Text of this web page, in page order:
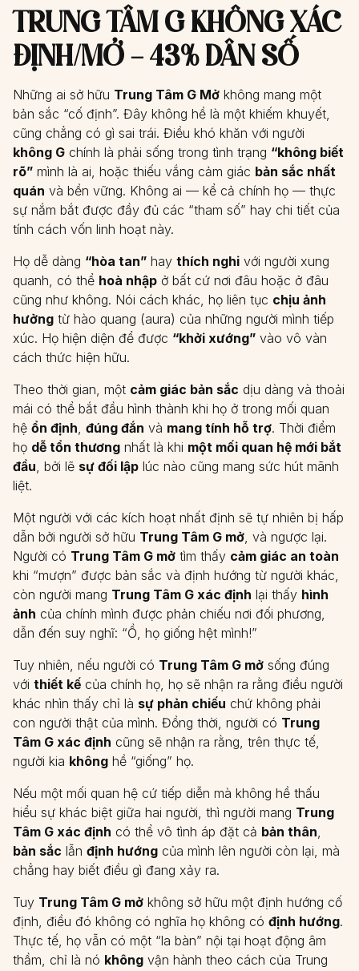
TRUNG TÂM G KHÔNG XÁC
ĐỊNH/MỞ – 43% DÂN SỐ
Những ai sở hữu Trung Tâm G Mở không mang một
bản sắc “cố định”. Đây không hề là một khiếm khuyết,
cũng chẳng có gì sai trái. Điều khó khăn với người
không G chính là phải sống trong tình trạng “không biết
rõ” mình là ai, hoặc thiếu vắng cảm giác bản sắc nhất
quán và bền vững. Không ai — kể cả chính họ — thực
sự nắm bắt được đầy đủ các “tham số” hay chi tiết của
tính cách vốn linh hoạt này.
Họ dễ dàng “hòa tan” hay thích nghi với người xung
quanh, có thể hoà nhập ở bất cứ nơi đâu hoặc ở đâu
cũng như không. Nói cách khác, họ liên tục chịu ảnh
hưởng từ hào quang (aura) của những người mình tiếp
xúc. Họ hiện diện để được “khởi xướng” vào vô vàn
cách thức hiện hữu.
Theo thời gian, một cảm giác bản sắc dịu dàng và thoải
mái có thể bắt đầu hình thành khi họ ở trong mối quan
hệ ổn định đúng đắn và mang tính hỗ trợ. Thời điểm
họ dễ tổn thương nhất là khi một mối quan hệ mới bắt
đầu , bởi lẽ sự đối lập lúc nào cũng mang sức hút mãnh
liệt.
Một người với các kích hoạt nhất định sẽ tự nhiên bị hấp
dẫn bởi người sở hữu Trung Tâm G mở , và ngược lại.
Người có Trung Tâm G mở tìm thấy cảm giác an toàn
khi “mượn” được bản sắc và định hướng từ người khác,
còn người mang Trung Tâm G xác định lại thấy hình
ảnh của chính mình được phản chiếu nơi đối phương,
dẫn đến suy nghĩ: “Ồ, họ giống hệt mình!”
Tuy nhiên, nếu người có Trung Tâm G mở sống đúng
với thiết kế của chính họ, họ sẽ nhận ra rằng điều người
khác nhìn thấy chỉ là sự phản chiếu chứ không phải
con người thật của mình. Đồng thời, người có Trung
Tâm G xác định cũng sẽ nhận ra rằng, trên thực tế,
người kia không hề “giống” họ.
Nếu một mối quan hệ cứ tiếp diễn mà không hề thấu
hiểu sự khác biệt giữa hai người, thì người mang Trung
Tâm G xác định có thể vô tình áp đặt cả bản thân
bản sắc lẫn định hướng của mình lên người còn lại, mà
chẳng hay biết điều gì đang xảy ra.
Tuy Trung Tâm G mở không sở hữu một định hướng cố
định, điều đó không có nghĩa họ không có định hướng.
Thực tế, họ vẫn có một “la bàn” nội tại hoạt động âm
thầm, chỉ là nó không vận hành theo cách của Trung